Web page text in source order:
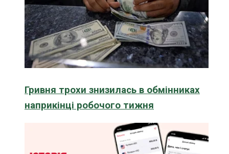
Гривня трохи знизилась в обмінниках
наприкінці робочого тижня